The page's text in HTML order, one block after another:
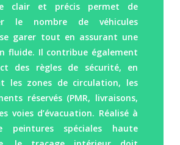
clair et précis permet de
le nombre de véhicules
garer tout en assurant une
fluide. Il contribue également
des règles de sécurité, en
les zones de circulation, les
réservés (PMR, livraisons,
voies d’évacuation. Réalisé à
peintures spéciales haute